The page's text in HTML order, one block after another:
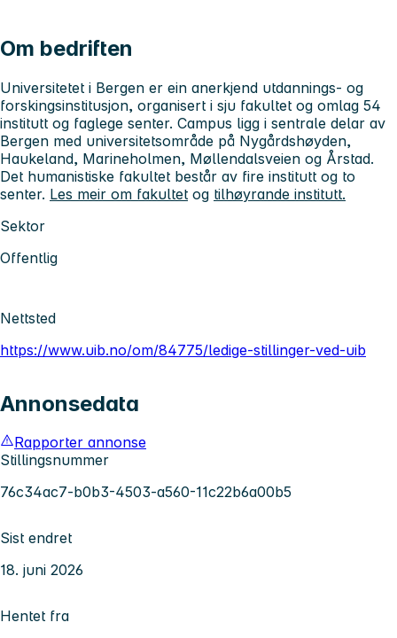
Om bedriften
Universitetet i Bergen er ein anerkjend utdannings- og
forskingsinstitusjon, organisert i sju fakultet og omlag 54
institutt og faglege senter. Campus ligg i sentrale delar av
Bergen med universitetsområde på Nygårdshøyden,
Haukeland, Marineholmen, Møllendalsveien og Årstad.
Det humanistiske fakultet består av fire institutt og to
senter. Les meir om fakultet og tilhøyrande institutt.
Sektor
Offentlig
Nettsted
https://www.uib.no/om/84775/ledige-stillinger-ved-uib
Annonsedata
Rapporter annonse
Stillingsnummer
76c34ac7-b0b3-4503-a560-11c22b6a00b5
Sist endret
18. juni 2026
Hentet fra